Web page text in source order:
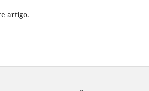
artigo.